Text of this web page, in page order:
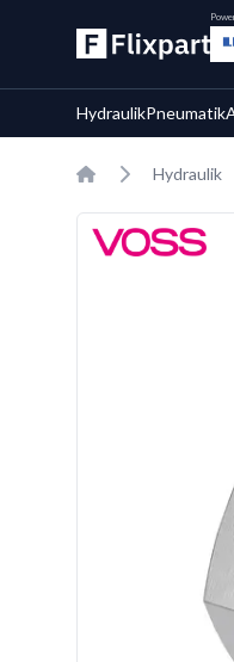
HydraulikPneumatik
Home Hydraulik